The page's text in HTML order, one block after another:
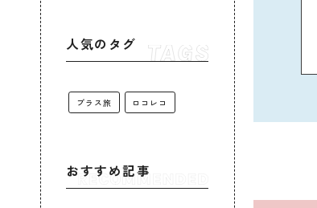
人気のタグ
プラス旅 ロコレコ
おすすめ記事